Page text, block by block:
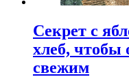
Секрет с
хлеб, чтобы
свежим